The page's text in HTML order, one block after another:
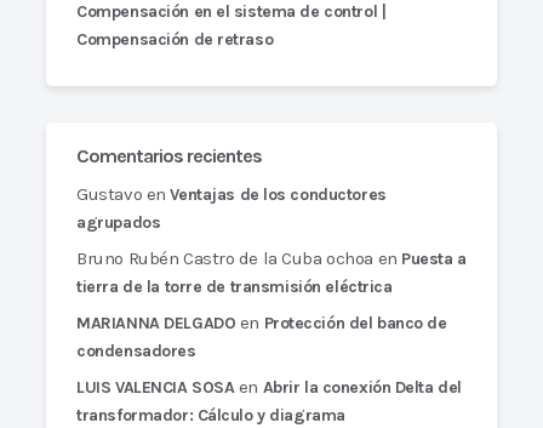
Compensación en el sistema de control |
Compensación de retraso
Comentarios recientes
Gustavo enVentajas de los conductores
agrupados
Bruno Rubén Castro de la Cuba ochoa en Puesta a
tierra de la torre de transmisión eléctrica
MARIANNA DELGADO en Protección del banco de
condensadores
LUIS VALENCIA SOSAen Abrir la conexión Delta del
transformador: Cálculo y diagrama